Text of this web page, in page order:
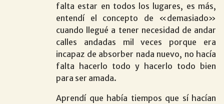
falta estar en todos los lugares, es más,
entendí el concepto de «demasiado»
cuando llegué a tener necesidad de andar
calles andadas mil veces porque era
incapaz de absorber nada nuevo, no hacía
falta hacerlo todo y hacerlo todo bien
para ser amada.
Aprendí que había tiempos que sí hacían